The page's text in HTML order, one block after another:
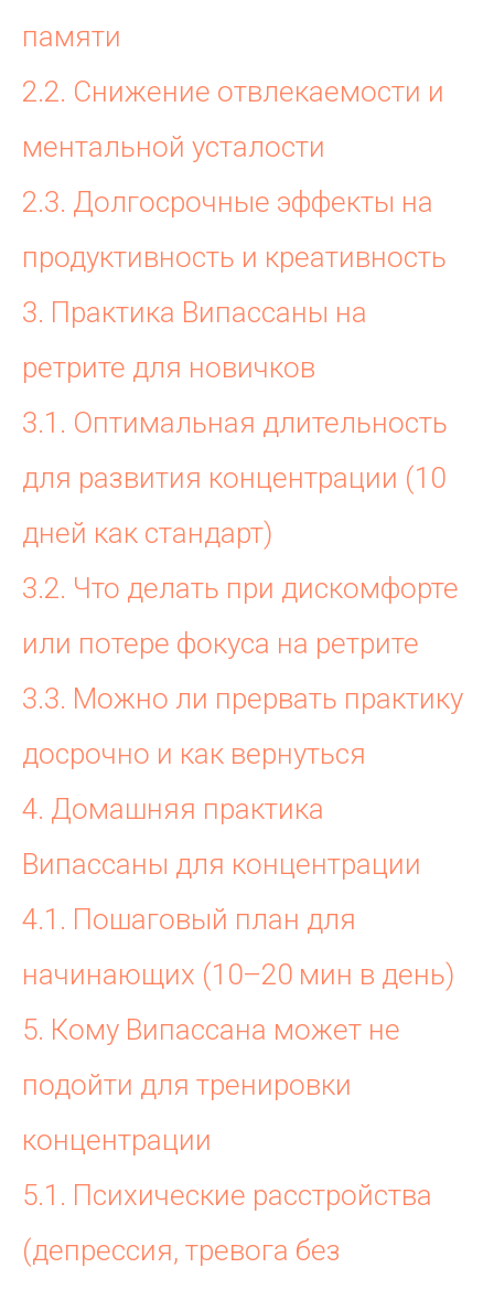
памяти
2.2. Снижение отвлекаемости и
ментальной усталости
2.3. Долгосрочные эффекты на
продуктивность и креативность
3. Практика Випассаны на
ретрите для новичков
3.1. Оптимальная длительность
для развития концентрации (10
дней как стандарт)
3.2. Что делать при дискомфорте
или потере фокуса на ретрите
3.3. Можно ли прервать практику
досрочно и как вернуться
4. Домашняя практика
Випассаны для концентрации
4.1. Пошаговый план для
начинающих (10–20 мин в день)
5. Кому Випассана может не
подойти для тренировки
концентрации
5.1. Психические расстройства
(депрессия, тревога без